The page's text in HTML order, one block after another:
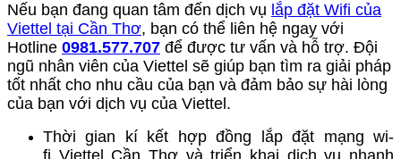
Nếu bạn đang quan tâm đến dịch vụ lắp đặt Wifi của
Viettel tại Cần Thơ, bạn có thể liên hệ ngay với
Hotline 0981.577.707 để được tư vấn và hỗ trợ. Đội
ngũ nhân viên của Viettel sẽ giúp bạn tìm ra giải pháp
tốt nhất cho nhu cầu của bạn và đảm bảo sự hài lòng
của bạn với dịch vụ của Viettel.
Thời gian kí kết hợp đồng lắp đặt mạng wi-